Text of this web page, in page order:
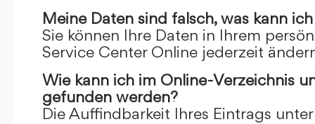
Meine Daten sind falsch, was kann
Sie können Ihre Daten in Ihrem
Service Center Online jederzeit
Wie kann ich im Online-Verzeichnis
gefunden werden?
Die Auffindbarkeit Ihres Eintrags